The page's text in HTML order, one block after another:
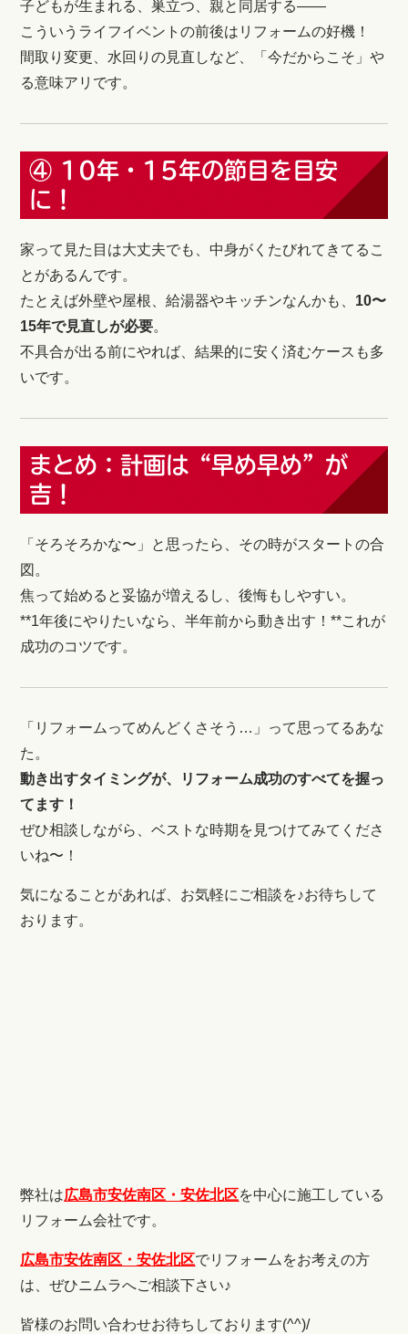
子どもが生まれる、巣立つ、親と同居する——
こういうライフイベントの前後はリフォームの好機！
間取り変更、水回りの見直しなど、「今だからこそ」や
る意味アリです。
④ 10年・15年の節目を目安
に！
家って見た目は大丈夫でも、中身がくたびれてきてるこ
とがあるんです。
たとえば外壁や屋根、給湯器やキッチンなんかも、 10〜
15年で見直しが必要。
不具合が出る前にやれば、結果的に安く済むケースも多
いです。
まとめ：計画は“早め早め”が
吉！
「そろそろかな〜」と思ったら、その時がスタートの合
図。
焦って始めると妥協が増えるし、後悔もしやすい。
**1年後にやりたいなら、半年前から動き出す！**これが
成功のコツです。
「リフォームってめんどくさそう…」って思ってるあな
た。
動き出すタイミングが、リフォーム成功のすべてを握っ
てます！
ぜひ相談しながら、ベストな時期を見つけてみてくださ
いね〜！
気になることがあれば、お気軽にご相談を♪お待ちして
おります。
弊社は広島市安佐南区・安佐北区を中心に施工している
リフォーム会社です。
広島市安佐南区・安佐北区でリフォームをお考えの方
は、ぜひニムラへご相談下さい♪
皆様のお問い合わせお待ちしております(^^)/